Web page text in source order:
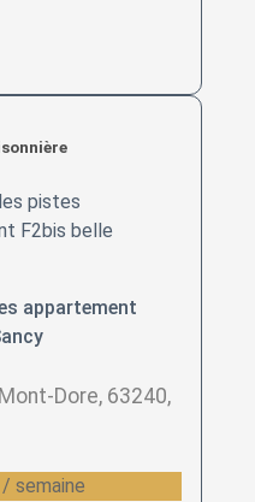
appartement
Dore, 63240,
semaine